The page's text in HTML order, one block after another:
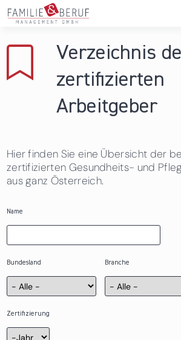
Direkt zum Inhalt
Gemeinden
Das sind wir
News & Events
Verzeichnis
zertifizierten
Arbeitgeber
Hier finden Sie eine Übersicht der
zertifizierten Gesundheits- und
aus ganz Österreich.
Name
Bundesland Branche
Zertifizierung
Zertifizierung
Jahr